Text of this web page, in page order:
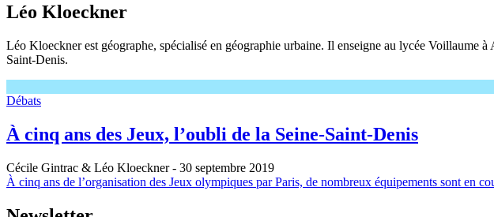
Léo Kloeckner
Léo Kloeckner est géographe, spécialisé en géographie urbaine. Il enseigne au lycée Voillaume
Saint-Denis.
Débats
À cinq ans des Jeux, l’oubli de la Seine-Saint-Denis
Cécile Gintrac & Léo Kloeckner- 30 septembre 2019
À cinq ans de l’organisation des Jeux olympiques par Paris, de nombreux équipements sont en